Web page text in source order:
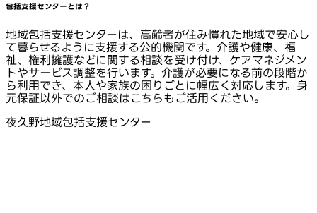
包括支援センターとは？
地域包括支援センターは、高齢者が住み慣れた地域で安心し
て暮らせるように支援する公的機関です。介護や健康、福
祉、権利擁護などに関する相談を受け付け、ケアマネジメン
トやサービス調整を行います。介護が必要になる前の段階か
ら利用でき、本人や家族の困りごとに幅広く対応します。身
元保証以外でのご相談はこちらもご活用ください。
夜久野地域包括支援センター